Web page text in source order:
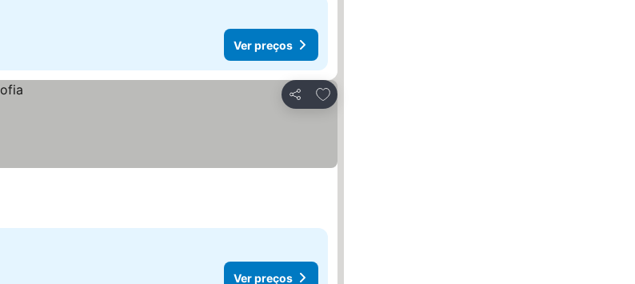
Ver preços
Partilhar
Adicionar aos favoritos
Ver preços